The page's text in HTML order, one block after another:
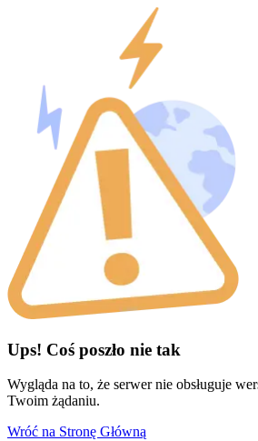
Ups! Coś poszło nie tak
Wygląda na to, że serwer nie obsługuje
Twoim żądaniu.
Wróć na Stronę Główną